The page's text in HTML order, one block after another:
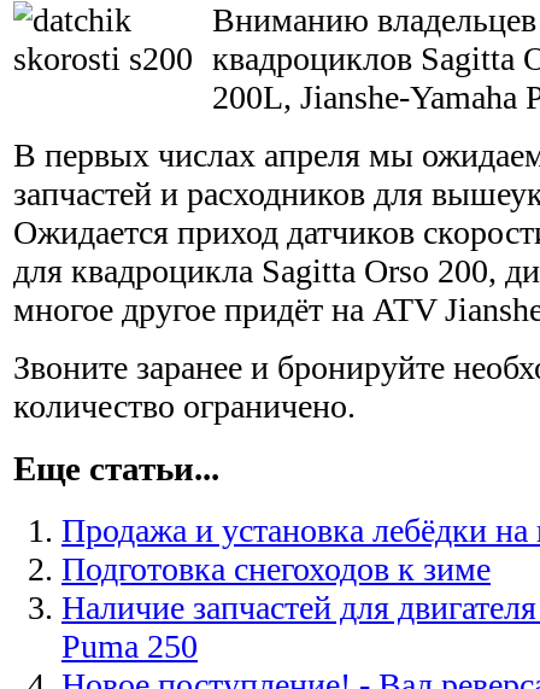
Вниманию
квадроциклов Sagitta
200L, Jianshe-Yamaha
В первых числах апреля мы
запчастей и расходников для
Ожидается приход датчиков
для квадроцикла Sagitta Orso 200,
многое другое придёт на ATV
Звоните заранее и бронируйте
количество ограничено.
Еще статьи...
Продажа и установка лебёдки на
Подготовка снегоходов к зиме
Наличие запчастей для
Puma 250